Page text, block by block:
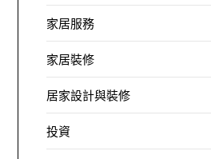
家居服務
家居裝修
居家設計與裝修
投資